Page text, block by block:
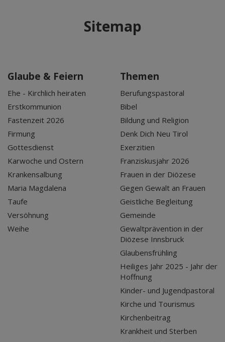
Sitemap
Glaube & Feiern
Ehe - Kirchlich heiraten
Erstkommunion
Fastenzeit 2026
Firmung
Gottesdienst
Karwoche und Ostern
Krankensalbung
Maria Magdalena
Taufe
Versöhnung
Weihe
Themen
Berufungspastoral
Bibel
Bildung und Religion
Denk Dich Neu Tirol
Exerzitien
Franziskusjahr 2026
Frauen in der Diözese
Gegen Gewalt an Frauen
Geistliche Begleitung
Gemeinde
Gewaltprävention in der
Diözese Innsbruck
Glaubensfrühling
Heiliges Jahr 2025 - Jahr der
Hoffnung
Kinder- und Jugendpastoral
Kirche und Tourismus
Kirchenbeitrag
Krankheit und Sterben